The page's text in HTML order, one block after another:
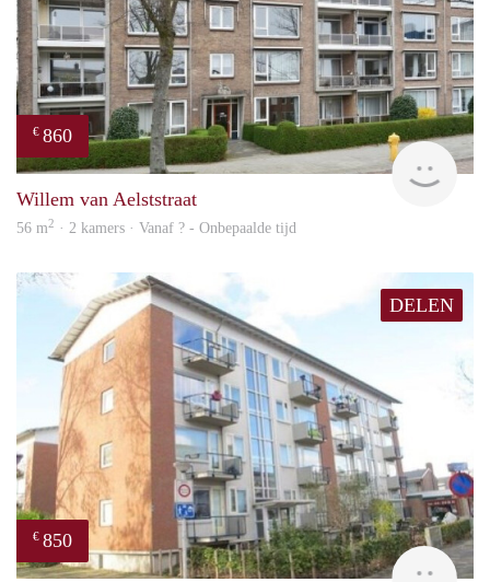
€ 860
Willem van Aelststraat
56 m2 · 2 kamers · Vanaf ? - Onbepaalde tijd
DELEN
€ 850